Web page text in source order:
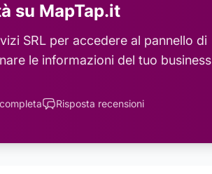
su MapTap.it
SRL per accedere al pannello di
le informazioni del tuo business
Risposta recensioni